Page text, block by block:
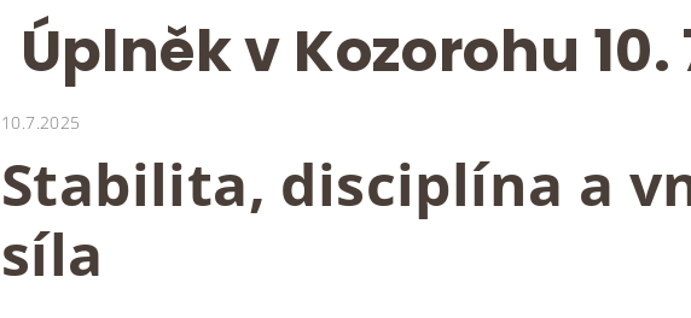
Úplněk v Kozorohu 10.
10.7.2025
Stabilita, disciplína a
síla